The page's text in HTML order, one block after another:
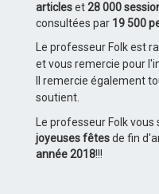
articleset28 000
consultées par 19 500
Le professeur Folk est
et vous remercie pour
Il remercie également
soutient.
Le professeur Folk
joyeuses fêtesde fin
année 2018!!!